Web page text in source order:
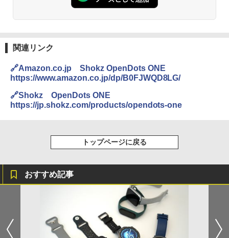
関連リンク
🔗Amazon.co.jp Shokz OpenDots ONE
https://www.amazon.co.jp/dp/B0FJWQD8LG/
🔗Shokz OpenDots ONE
https://jp.shokz.com/products/opendots-one
トップページに戻る
おすすめ記事